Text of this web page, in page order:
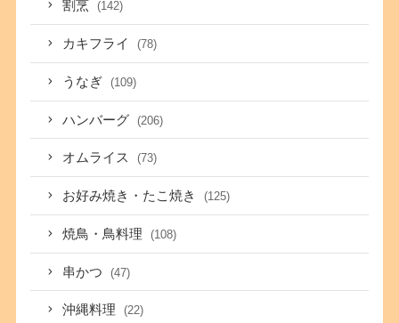
割烹 (142)
カキフライ (78)
うなぎ (109)
ハンバーグ (206)
オムライス (73)
お好み焼き・たこ焼き (125)
焼鳥・鳥料理 (108)
串かつ (47)
沖縄料理 (22)